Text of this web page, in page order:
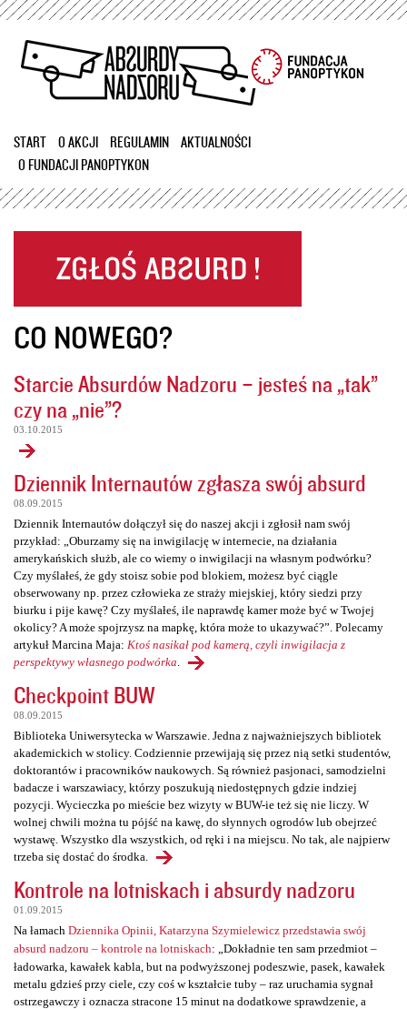
Przejdź
treści
START O AKCJI REGULAMIN
AKTUALNOŚCI
O FUNDACJI PANOPTYKON
CO NOWEGO?
Starcie Absurdów Nadzoru – jesteś na „tak”
czy na „nie”?
03.10.2015
Dziennik Internautów zgłasza swój absurd
08.09.2015
Dziennik Internautów dołączył się do naszej akcji i zgłosił nam swój
przykład: „Oburzamy się na inwigilację w internecie, na działania
amerykańskich służb, ale co wiemy o inwigilacji na własnym podwórku?
Czy myślałeś, że gdy stoisz sobie pod blokiem, możesz być ciągle
obserwowany np. przez człowieka ze straży miejskiej, który siedzi przy
biurku i pije kawę? Czy myślałeś, ile naprawdę kamer może być w Twojej
okolicy? A może spojrzysz na mapkę, która może to ukazywać?”. Polecamy
artykuł Marcina Maja: Ktoś nasikał pod kamerą, czyli inwigilacja z
perspektywy własnego podwórka
Checkpoint BUW
08.09.2015
Biblioteka Uniwersytecka w Warszawie. Jedna z najważniejszych bibliotek
akademickich w stolicy. Codziennie przewijają się przez nią setki studentów,
doktorantów i pracowników naukowych. Są również pasjonaci, samodzielni
badacze i warszawiacy, którzy poszukują niedostępnych gdzie indziej
pozycji. Wycieczka po mieście bez wizyty w BUW-ie też się nie liczy. W
wolnej chwili można tu pójść na kawę, do słynnych ogrodów lub obejrzeć
wystawę. Wszystko dla wszystkich, od ręki i na miejscu. No tak, ale najpierw
trzeba się dostać do środka.
Kontrole na lotniskach i absurdy nadzoru
01.09.2015
Na łamach Dziennika Opinii, Katarzyna Szymielewicz przedstawia swój
absurd nadzoru – kontrole na lotniskach: „Dokładnie ten sam przedmiot –
ładowarka, kawałek kabla, but na podwyższonej podeszwie, pasek, kawałek
metalu gdzieś przy ciele, czy coś w kształcie tuby – raz uruchamia sygnał
ostrzegawczy i oznacza stracone 15 minut na dodatkowe sprawdzenie, a